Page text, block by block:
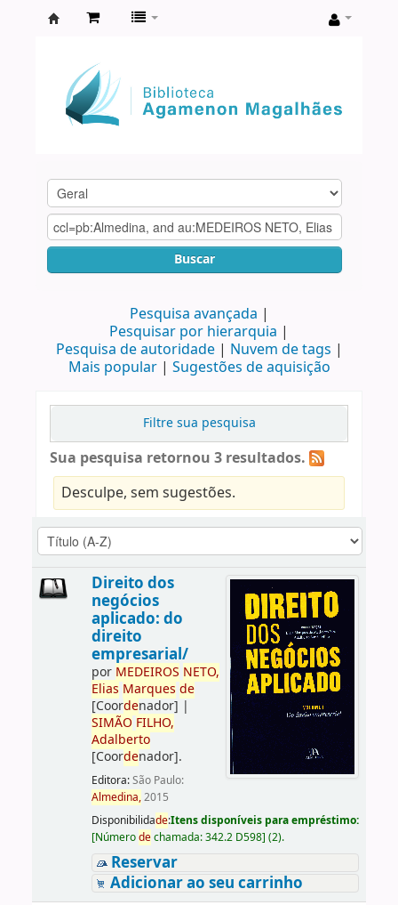
Agamenon
Magalhães
Buscar
Pesquisa avançada
Pesquisar por hierarquia
Pesquisa de autoridade
Nuvem de tags
Mais popular
Sugestões de aquisição
Filtre sua pesquisa
Sua pesquisa retornou 3 resultados.
Desculpe, sem sugestões.
Direito dos
negócios
aplicado: do
direito
empresarial/
por MEDEIROS NETO,
Elias Marques de
[Coordenador] |
SIMÃO FILHO,
Adalberto
[Coordenador].
Editora:São Paulo:
Almedina,2015
Disponibilidade:Itens disponíveis para empréstimo:
[Númerodechamada:342.2 D598] (2).
Reservar
Adicionar ao seu carrinho